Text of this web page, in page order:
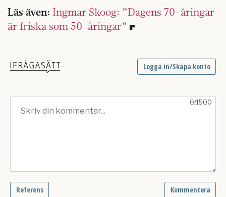
Läs även: Ingmar Skoog: ”Dagens 70-åringar
är friska som 50-åringar”